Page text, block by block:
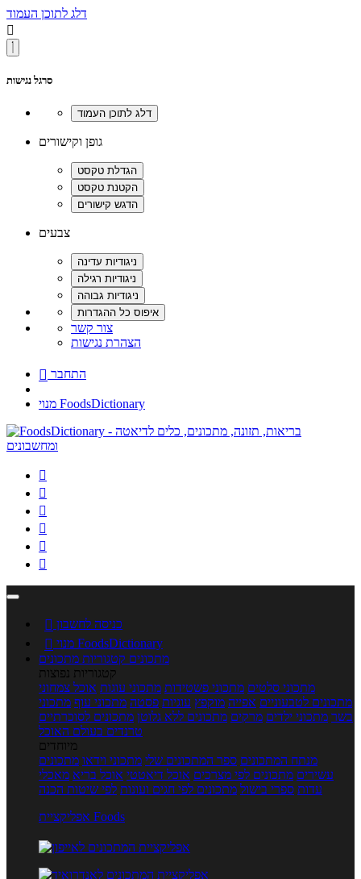
דלג לתוכן העמוד

סרגל נגישות
גופן וקישורים
צבעים
צור קשר
הצהרת נגישות
 התחבר
מנוי FoodsDictionary






 כניסה לחשבון

מנוי FoodsDictionary
מתכונים קטגוריות מתכונים
קטגוריות נפוצות
מתכוני סלטים מתכוני פשטידות מתכוני עוגות אוכל צמחוני
מתכונים לטבעוניים אפייה מוקפץ עוגיות פסטה מתכוני עוף מתכוני
בשר מתכוני ילדים מרקים מתכונים ללא גלוטן מתכונים לסוכרתיים
טרנדים בעולם האוכל
מיוחדים
מנתח המתכונים ספר המתכונים שלי מתכוני וידאו מתכונים
עשירים מתכונים לפי מצרכים אוכל דיאטטי אוכל בריא מאכלי
עדות ספרי בישול מתכונים לפי חגים ועונות לפי שיטות הכנה
אפליקציית Foods